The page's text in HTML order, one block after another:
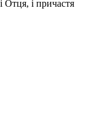
Отця, і причастя